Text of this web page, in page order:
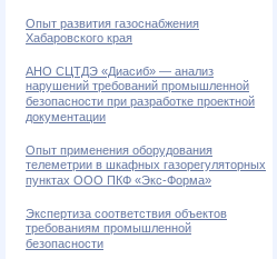
Опыт развития газоснабжения
Хабаровского края
АНО СЦТДЭ «Диасиб» — анализ
нарушений требований промышленной
безопасности при разработке проектной
документации
Опыт применения оборудования
телеметрии в шкафных газорегуляторных
пунктах ООО ПКФ «Экс-Форма»
Экспертиза соответствия объектов
требованиям промышленной
безопасности